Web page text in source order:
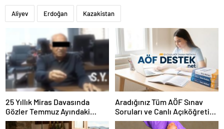
Aliyev Erdoğan Kazakistan
25 Yıllık Miras Davasında
Gözler Temmuz Ayındaki
Karar Duruşmasına Çevrildi
Aradığınız Tüm AÖF Sınav
Soruları ve Canlı Açıköğretim
Forumu Burada